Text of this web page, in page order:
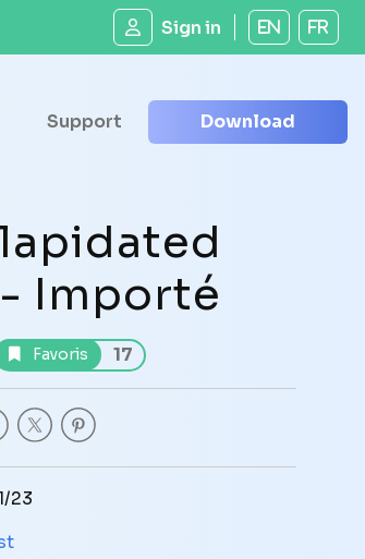
Sign in EN FR
Support Download
Importé
Favoris 17
23